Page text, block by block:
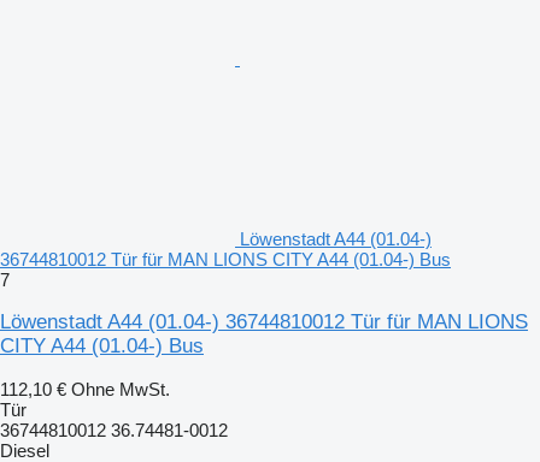
Löwenstadt A44 (01.04-)
36744810012 Tür für MAN LIONS CITY A44 (01.04-) Bus
7
Löwenstadt A44 (01.04-) 36744810012 Tür für MAN LIONS
CITY A44 (01.04-) Bus
112,10 € Ohne MwSt.
Tür
36744810012 36.74481-0012
Diesel